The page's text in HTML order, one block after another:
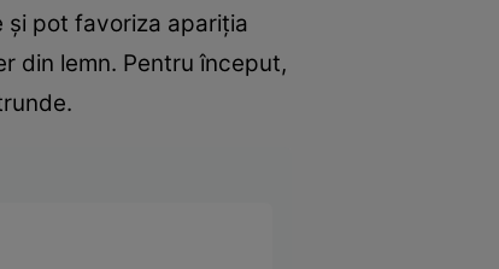
şi pot favoriza apariţia
din lemn. Pentru început,